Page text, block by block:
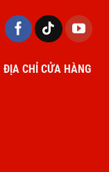
ĐỊA CHỈ CỬA HÀNG